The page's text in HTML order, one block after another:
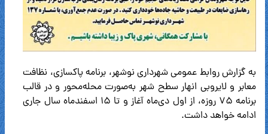
به گزارش روابط عمومی شهرداری نوشهر، برنامه پاکسازی، نظافت
معابر و لایروبی انهار سطح شهر به‌صورت محله‌محور و در قالب
برنامه ۷۵ روزه، از اول دی‌ماه آغاز و تا ۱۵ اسفندماه سال جاری
ادامه خواهد داشت.